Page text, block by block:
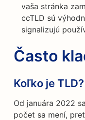
vaša stránka
ccTLD sú
signalizujú
Často
Koľko je TLD?
Od januára 2022
počet sa mení,